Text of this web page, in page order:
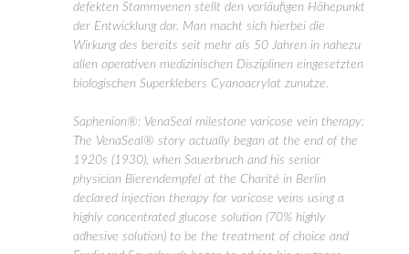
defekten Stammvenen stellt den vorläufigen Höhepunkt
der Entwicklung dar. Man macht sich hierbei die
Wirkung des bereits seit mehr als 50 Jahren in nahezu
allen operativen medizinischen Disziplinen eingesetzten
biologischen Superklebers Cyanoacrylat zunutze.
Saphenion®: VenaSeal milestone varicose vein therapy:
The VenaSeal® story actually began at the end of the
1920s (1930), when Sauerbruch and his senior
physician Bierendempfel at the Charité in Berlin
declared injection therapy for varicose veins using a
highly concentrated glucose solution (70% highly
adhesive solution) to be the treatment of choice and